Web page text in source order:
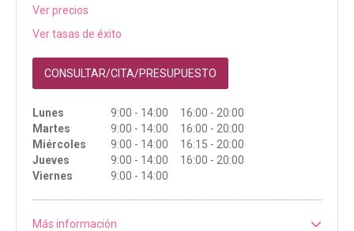
Ver precios
Ver tasas de éxito
CONSULTAR/CITA/PRESUPUESTO
Lunes
9:00 - 14:00 16:00 - 20:00
Martes
9:00 - 14:00 16:00 - 20:00
Miércoles
9:00 - 14:00 16:15 - 20:00
Jueves
9:00 - 14:00 16:00 - 20:00
Viernes
9:00 - 14:00
Más información